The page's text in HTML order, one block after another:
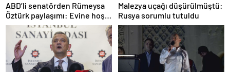
ABD’li senatörden Rümeysa
Öztürk paylaşımı: Evine hoş
geldin!
Malezya uçağı düşürülmüştü:
Rusya sorumlu tutuldu